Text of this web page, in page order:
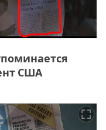
США